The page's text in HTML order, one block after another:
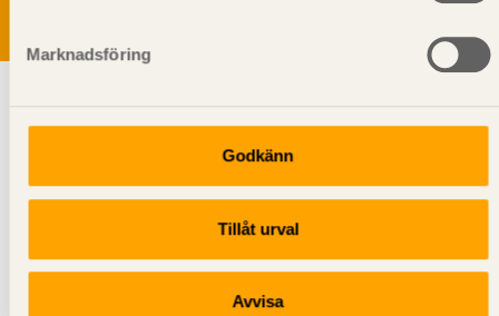
Marknadsföring
Godkänn
Tillåt urval
Avvisa
Svenskt Trä sprider kunskap om trä, träprodukter och
träbyggande för att främja ett hållbart samhälle och
en livskraftig sågverksnäring. Det gör vi genom att